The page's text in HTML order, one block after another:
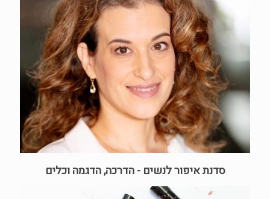
סדנת איפור לנשים - הדרכה, הדגמה וכלים